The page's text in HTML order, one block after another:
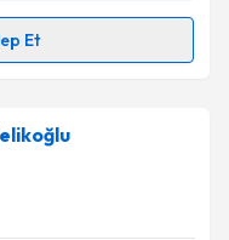
belirtilen
ediyorum.
Et
randevu
e-posta ile